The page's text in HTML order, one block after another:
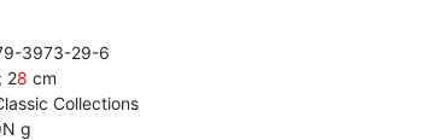
3973-29-6
28 cm
Collections
g